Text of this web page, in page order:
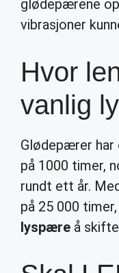
glødepærene
vibrasjoner
Hvor
vanlig
Glødepærer har
på 1000 timer,
rundt ett år.
på 25 000
lyspære å